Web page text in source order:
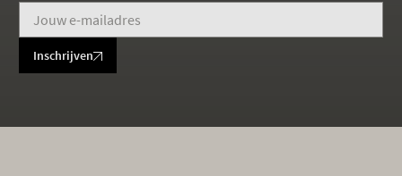
Inschrijven